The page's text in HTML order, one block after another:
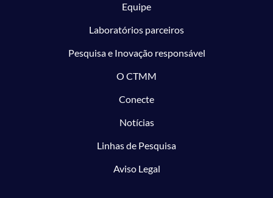
Equipe
Laboratórios parceiros
Pesquisa e Inovação responsável
O CTMM
Conecte
Notícias
Linhas de Pesquisa
Aviso Legal